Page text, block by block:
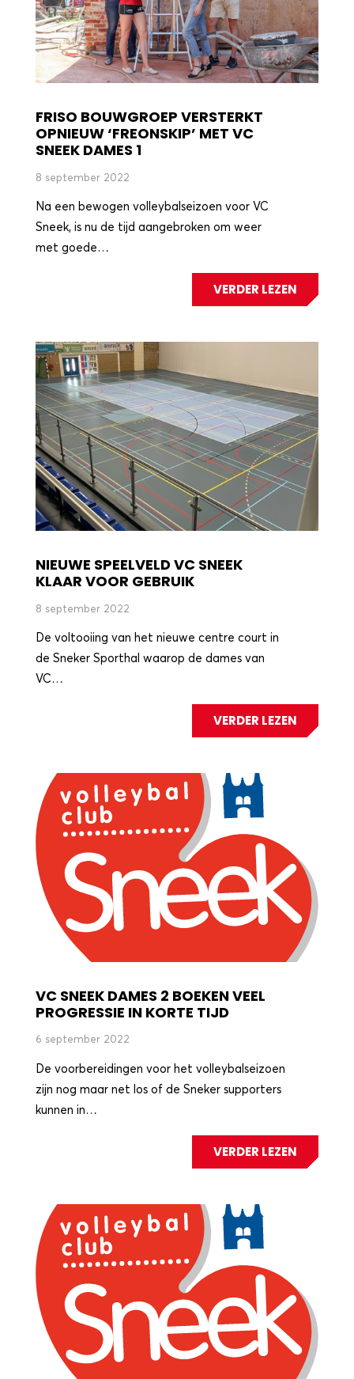
FRISO BOUWGROEP VERSTERKT
OPNIEUW ‘FREONSKIP’ MET VC
SNEEK DAMES 1
8 september 2022
Na een bewogen volleybalseizoen voor VC
Sneek, is nu de tijd aangebroken om weer
met goede…
VERDER LEZEN
NIEUWE SPEELVELD VC SNEEK
KLAAR VOOR GEBRUIK
8 september 2022
De voltooiing van het nieuwe centre court in
de Sneker Sporthal waarop de dames van
VC…
VERDER LEZEN
VC SNEEK DAMES 2 BOEKEN VEEL
PROGRESSIE IN KORTE TIJD
6 september 2022
De voorbereidingen voor het volleybalseizoen
zijn nog maar net los of de Sneker supporters
kunnen in…
VERDER LEZEN